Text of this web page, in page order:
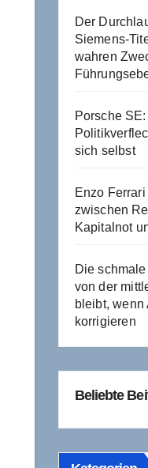
Der
Siemens-
wahren
Porsche
sich selbst
Enzo
zwischen
Kapitalnot
Die
von der
bleibt,
korrigieren
Beliebte